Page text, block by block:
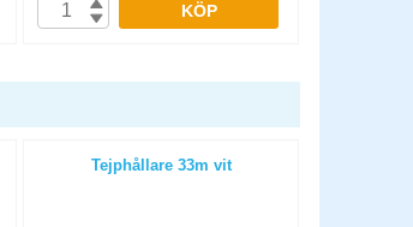
KÖP
Tejphållare 33m vit